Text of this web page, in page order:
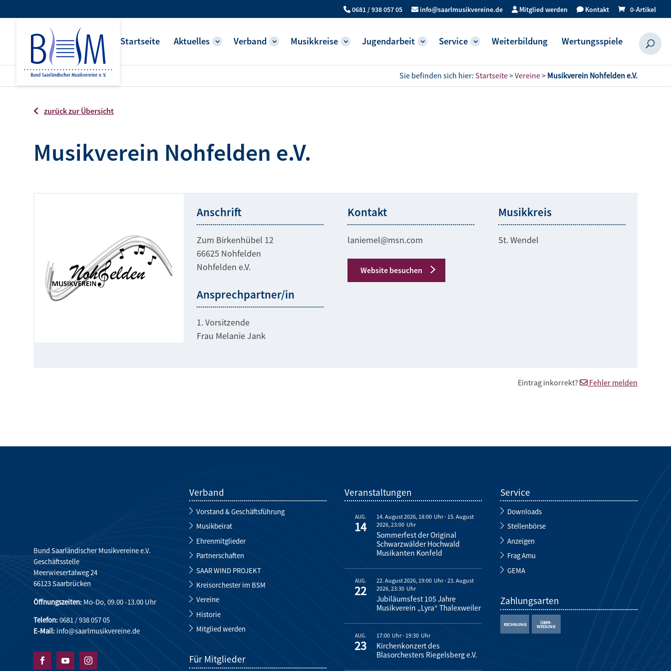
0681 / 938 057 05 info@saarlmusikvereine.de Mitglied werden Kontakt 0-Artikel
Startseite Aktuelles Verband Musikkreise Jugendarbeit Service Weiterbildung Wertungsspiele
Sie befinden sich hier: Startseite>Vereine> Musikverein Nohfelden e.V.
zurück zur Übersicht
Musikverein Nohfelden e.V.
Anschrift
Zum Birkenhübel 12
66625 Nohfelden
Nohfelden e.V.
Ansprechpartner/in
1. Vorsitzende
Frau Melanie Jank
Kontakt
laniemel@msn.com
Website besuchen
Musikkreis
St. Wendel
Eintrag inkorrekt? Fehler melden
Bund Saarländischer Musikvereine e.V.
Geschäftsstelle
Meerwiesertalweg 24
66123 Saarbrücken
Öffnungszeiten: Mo-Do, 09.00 -13.00 Uhr
Telefon:0681 / 938 057 05
E-Mail: info@saarlmusikvereine.de
  
Verband
Vorstand & Geschäftsführung
Musikbeirat
Ehrenmitglieder
Partnerschaften
SAAR WIND PROJEKT
Kreisorchester im BSM
Vereine
Historie
Mitglied werden
Für Mitglieder
Veranstaltungen
AUG.
14
14. August 2026, 18:00 - 15. August
2026, 23:00
Sommerfest der Original
Schwarzwälder Hochwald
Musikanten Konfeld
AUG.
22
22. August 2026, 19:00 -23. August
2026, 23:30
Jubiläumsfest 105 Jahre
Musikverein „Lyra“ Thalexweiler
AUG.
23
17:00 - 19:30
Kirchenkonzert des
Blasorchesters Riegelsberg e.V.
Service
Downloads
Stellenbörse
Anzeigen
Frag Amu
GEMA
Zahlungsarten